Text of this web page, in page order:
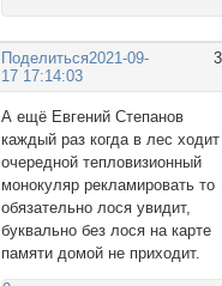
Поделиться2021-09-
17 17:14:03
А ещё Евгений Степанов
каждый раз когда в лес ходит
очередной тепловизионный
монокуляр рекламировать то
обязательно лося увидит,
буквально без лося на карте
памяти домой не приходит.